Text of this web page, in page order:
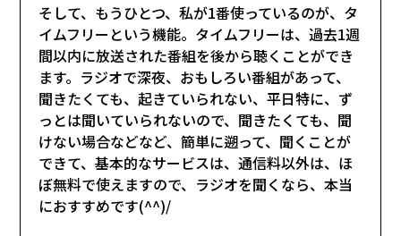
そして、もうひとつ、私が1番使っているのが、タ
イムフリーという機能。タイムフリーは、過去1週
間以内に放送された番組を後から聴くことができ
ます。ラジオで深夜、おもしろい番組があって、
聞きたくても、起きていられない、平日特に、ず
っとは聞いていられないので、聞きたくても、聞
けない場合などなど、簡単に遡って、聞くことが
できて、基本的なサービスは、通信料以外は、ほ
ぼ無料で使えますので、ラジオを聞くなら、本当
におすすめです(^^)/